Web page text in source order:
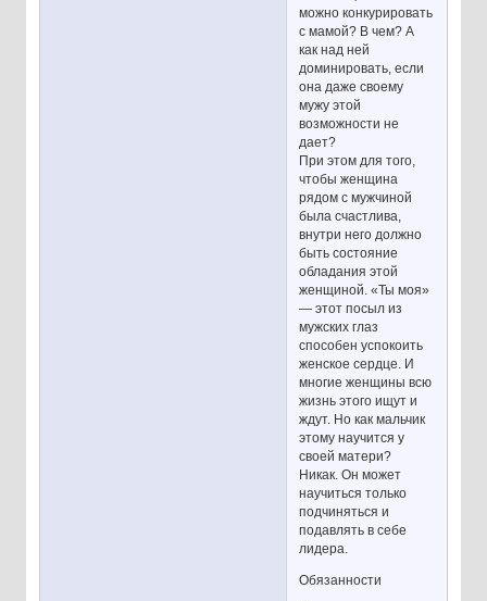
можно конкурировать
с мамой? В чем? А
как над ней
доминировать, если
она даже своему
мужу этой
возможности не
дает?
При этом для того,
чтобы женщина
рядом с мужчиной
была счастлива,
внутри него должно
быть состояние
обладания этой
женщиной. «Ты моя»
— этот посыл из
мужских глаз
способен успокоить
женское сердце. И
многие женщины всю
жизнь этого ищут и
ждут. Но как мальчик
этому научится у
своей матери?
Никак. Он может
научиться только
подчиняться и
подавлять в себе
лидера.
Обязанности